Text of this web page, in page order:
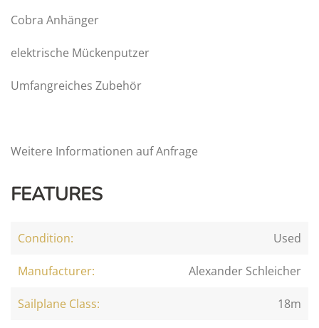
Cobra Anhänger
elektrische Mückenputzer
Umfangreiches Zubehör
Weitere Informationen auf Anfrage
FEATURES
Condition: Used
Manufacturer: Alexander Schleicher
Sailplane Class: 18m